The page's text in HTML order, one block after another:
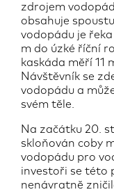
zdrojem
obsahuje
vodopádu je
m do úzké říční
kaskáda měří 11
Návštěvník se
vodopádu a
svém těle.
Na začátku 20.
skloňován coby
vodopádu pro
investoři se této
nenávratně